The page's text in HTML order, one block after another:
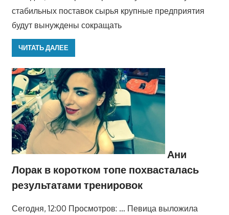
стабильных поставок сырья крупные предприятия
будут вынуждены сокращать
ЧИТАТЬ ДАЛЕЕ
Ани
Лорак в коротком топе похвасталась
результатами тренировок
Сегодня, 12:00 Просмотров: … Певица выложила